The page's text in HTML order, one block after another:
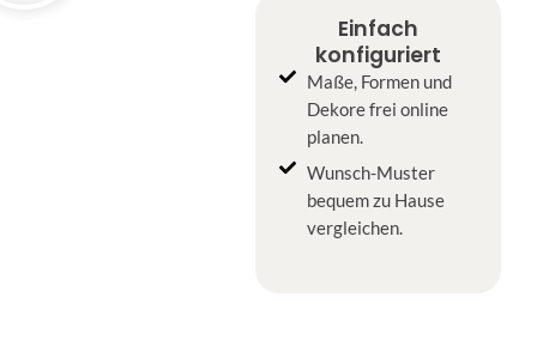
Einfach
konfiguriert
Maße, Formen und
Dekore frei online
planen.
Wunsch-Muster
bequem zu Hause
vergleichen.